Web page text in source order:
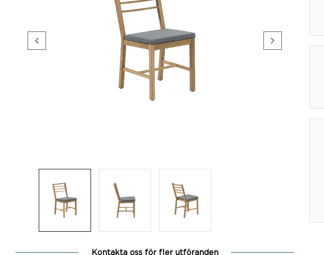
Kontakta oss för fler utföranden